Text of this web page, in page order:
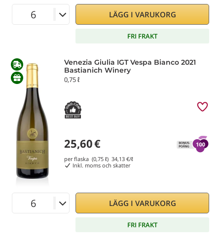
LÄGG I VARUKORG
FRI FRAKT
Venezia Giulia IGT Vespa Bianco 2021
Bastianich Winery
0,75 ℓ
25,60€
per flaska (0,75 ℓ) 34,13 €/ℓ
Inkl. moms och skatter
LÄGG I VARUKORG
FRI FRAKT